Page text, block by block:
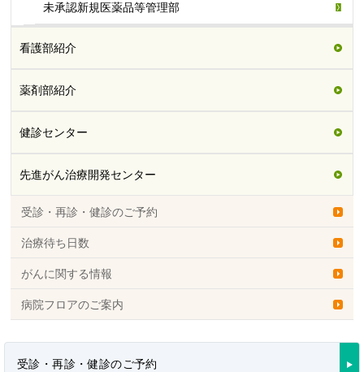
未承認新規医薬品等管理部
看護部紹介
薬剤部紹介
健診センター
先進がん治療開発センター
受診・再診・健診のご予約
治療待ち日数
がんに関する情報
病院フロアのご案内
受診・再診・健診のご予約